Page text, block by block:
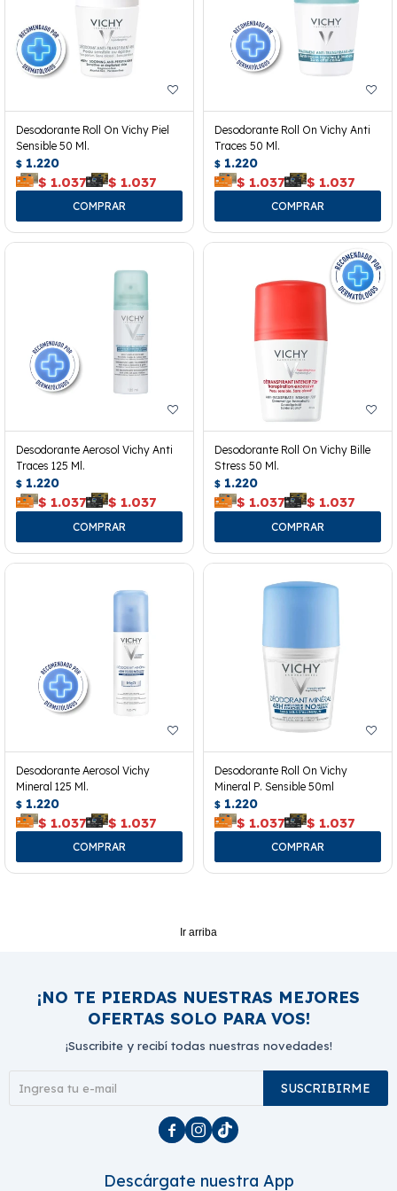
Desodorante Roll On Vichy Piel
Sensible 50 Ml.
$ 1.220
$ 1.037 $ 1.037
Desodorante Roll On Vichy Anti
Traces 50 Ml.
$ 1.220
$ 1.037 $ 1.037
Desodorante Aerosol Vichy Anti
Traces 125 Ml.
$ 1.220
$ 1.037 $ 1.037
Desodorante Roll On Vichy Bille
Stress 50 Ml.
$ 1.220
$ 1.037 $ 1.037
Desodorante Aerosol Vichy
Mineral 125 Ml.
$ 1.220
$ 1.037 $ 1.037
Desodorante Roll On Vichy
Mineral P. Sensible 50ml
$ 1.220
$ 1.037 $ 1.037
Ir arriba
¡NO TE PIERDAS NUESTRAS MEJORES
OFERTAS SOLO PARA VOS!
¡Suscribite y recibí todas nuestras novedades!
SUSCRIBIRME
  
Descárgate nuestra App